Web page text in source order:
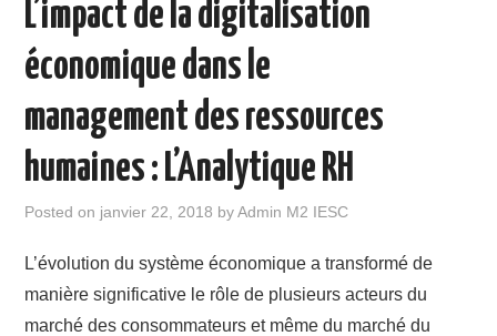
L’impact de la digitalisation
économique dans le
management des ressources
humaines : L’Analytique RH
Posted on janvier 22, 2018 byAdmin M2 IESC
L’évolution du système économique a transformé de
manière significative le rôle de plusieurs acteurs du
marché des consommateurs et même du marché du